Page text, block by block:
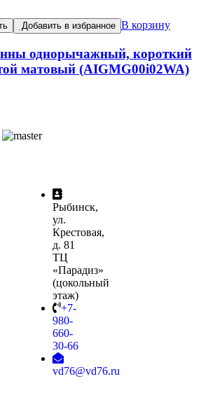
Добавить в избранное В корзину
однорычажный, короткий
матовый (AIGMG00i02WA)
Рыбинск,
ул.
Крестовая,
д. 81
ТЦ
«Парадиз»
(цокольный
этаж)
+7-
980-
660-
30-66
vd76@vd76.ru